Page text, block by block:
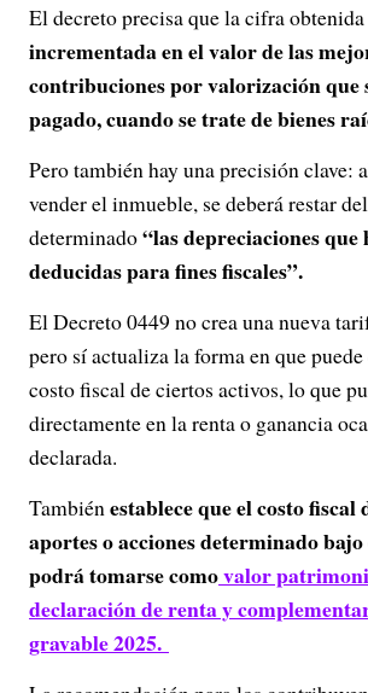
El decreto precisa que la cifra obtenida
incrementada en el valor de las
contribuciones por valorización que
pagado, cuando se trate de bienes
Pero también hay una precisión clave:
vender el inmueble, se deberá restar
determinado“las depreciaciones que
deducidas para fines fiscales”.
El Decreto 0449 no crea una nueva
pero sí actualiza la forma en que
costo fiscal de ciertos activos, lo que
directamente en la renta o ganancia
declarada.
Tambiénestablece que el costo fiscal
aportes o acciones determinado bajo
podrá tomarse comovalor
declaración de renta y
gravable 2025.